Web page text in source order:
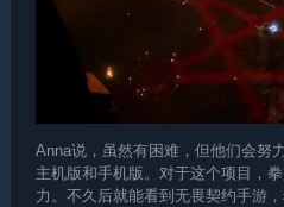
Anna说，虽然有困难，但他们会努
主机版和手机版。对于这个项目，
力。不久后就能看到无畏契约手游